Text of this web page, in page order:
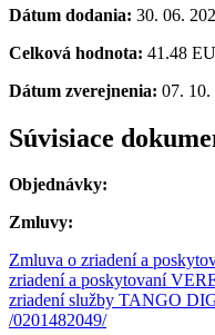
Dátum dodania: 30. 06.
Celková hodnota: 41.48
Dátum zverejnenia: 07. 10.
Súvisiace
Objednávky:
Zmluvy:
Zmluva o zriadení a
zriadení a poskytovaní
zriadení služby TANGO
/0201482049/